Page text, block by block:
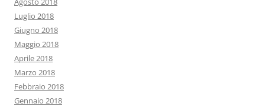
Luglio 2018
Giugno 2018
Maggio 2018
Aprile 2018
Marzo 2018
Febbraio 2018
Gennaio 2018